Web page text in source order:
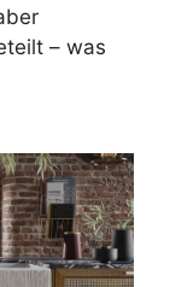
– was